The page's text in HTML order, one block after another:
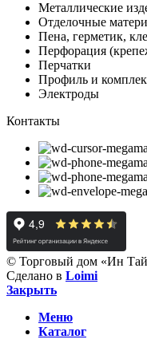
Металлические
Отделочные
Пена, герметик,
Перфорация
Перчатки
Профиль и
Электроды
Контакты
© Торговый дом «Ин
Сделано в Loimi
Закрыть
Меню
Каталог